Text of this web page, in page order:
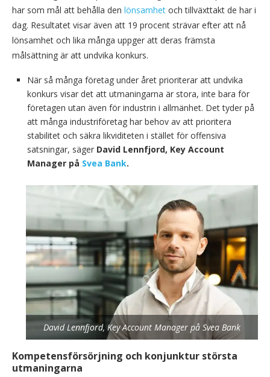
har som mål att behålla den lönsamhet och tillväxttakt de har i
dag. Resultatet visar även att 19 procent strävar efter att nå
lönsamhet och lika många uppger att deras främsta
målsättning är att undvika konkurs.
När så många företag under året prioriterar att undvika
konkurs visar det att utmaningarna är stora, inte bara för
företagen utan även för industrin i allmänhet. Det tyder på
att många industriföretag har behov av att prioritera
stabilitet och säkra likviditeten i stället för offensiva
satsningar, säger David Lennfjord, Key Account
Manager på Svea Bank.
David Lennfjord, Key Account Manager på Svea Bank
Kompetensförsörjning och konjunktur största
utmaningarna